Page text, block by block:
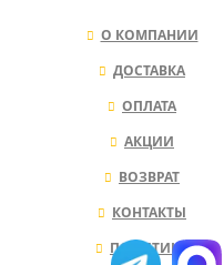
О КОМПАНИИ
ДОСТАВКА
ОПЛАТА
АКЦИИ
ВОЗВРАТ
КОНТАКТЫ
ПОЛИТИКА